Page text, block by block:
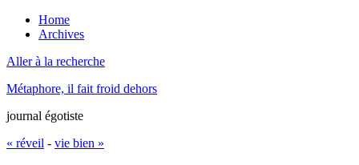
Home
Archives
Aller à la recherche
Métaphore, il fait froid dehors
journal égotiste
« réveil - vie bien »